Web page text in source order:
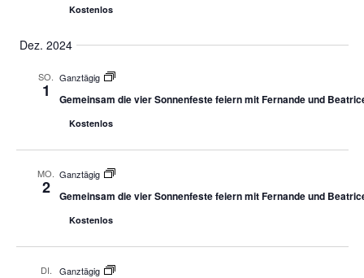
Kostenlos
Dez. 2024
SO.
1
Ganztägig
Gemeinsam die vier Sonnenfeste feiern mit Fernande und
Kostenlos
MO.
2
Ganztägig
Gemeinsam die vier Sonnenfeste feiern mit Fernande und
Kostenlos
DI. Ganztägig